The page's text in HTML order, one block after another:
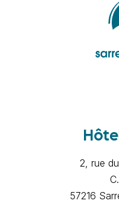
2, rue
57216